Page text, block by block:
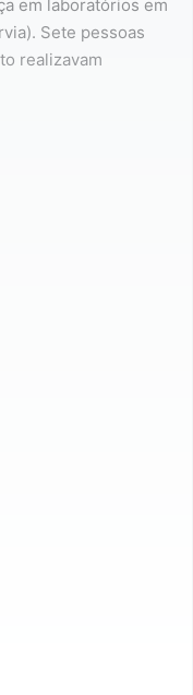
em laboratórios em
Sete pessoas
realizavam